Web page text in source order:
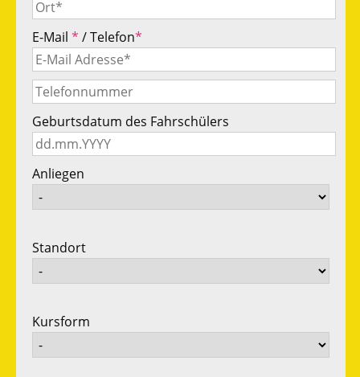
E-Mail * / Telefon*
Geburtsdatum des Fahrschülers
Anliegen
Standort
Kursform